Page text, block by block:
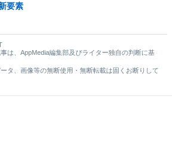
要素
は、AppMedia編集部及びライター独自の判断に基
タ、画像等の無断使用・無断転載は固くお断りして